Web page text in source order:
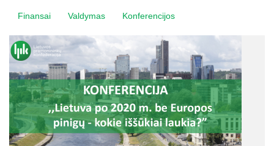
Finansai Valdymas Konferencijos